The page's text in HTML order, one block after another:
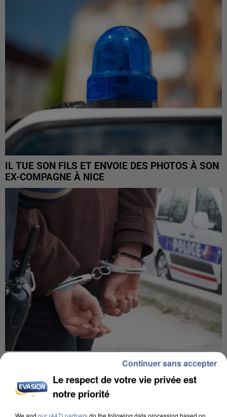
IL TUE SON FILS ET ENVOIE DES PHOTOS À SON
EX-COMPAGNE À NICE
L’UN DES FONDATEURS SUPPOSÉS DE LA DZ
Le respect de votre vie privée est
notre priorité
We and our (447) partnersdo the following data processing based on
Continuer sans accepter